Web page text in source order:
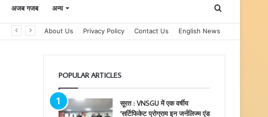
अजब गजब अन्य Search
for
About Us Privacy Policy Contact Us English News
POPULAR ARTICLES
सूरत : VNSGU में एक वर्षीय
‘सर्टिफिकेट प्रोग्राम इन जर्नलिज्म एंड